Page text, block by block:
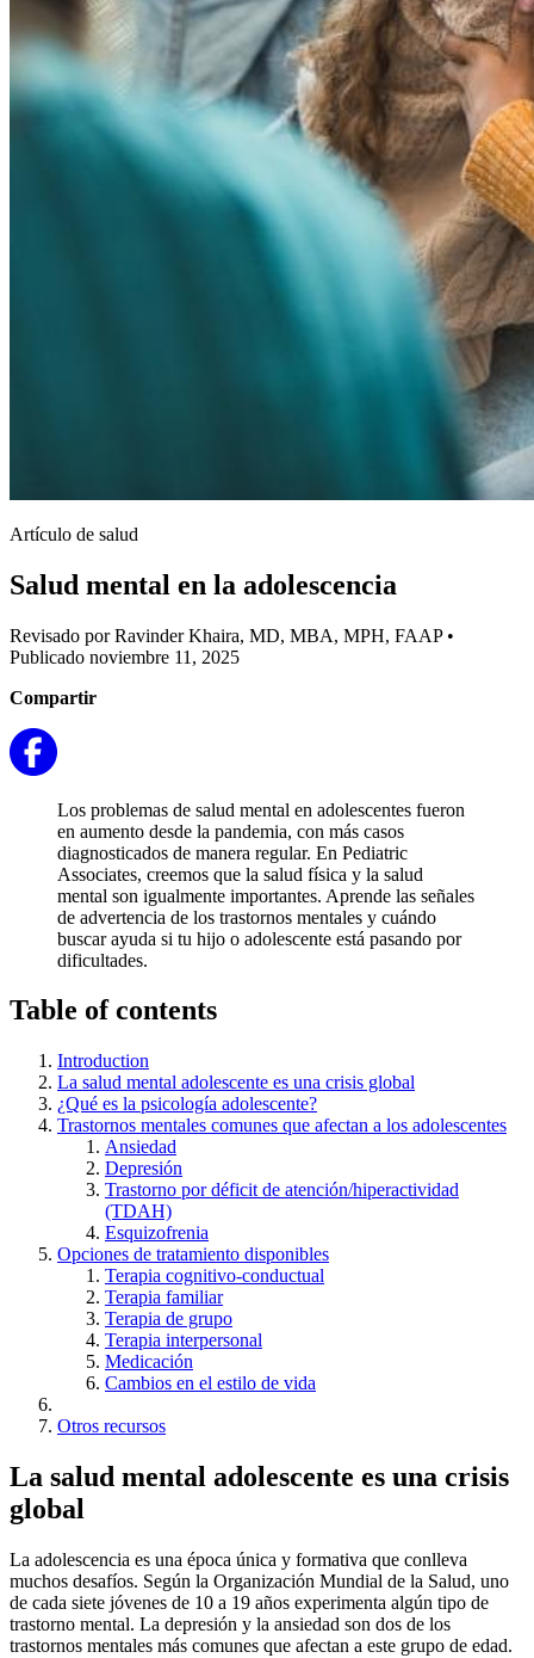
Artículo de salud
Salud mental en la adolescencia
Revisado por Ravinder Khaira, MD, MBA, MPH, FAAP •
Publicado noviembre 11, 2025
Compartir
Los problemas de salud mental en adolescentes fueron
en aumento desde la pandemia, con más casos
diagnosticados de manera regular. En Pediatric
Associates, creemos que la salud física y la salud
mental son igualmente importantes. Aprende las señales
de advertencia de los trastornos mentales y cuándo
buscar ayuda si tu hijo o adolescente está pasando por
dificultades.
Table of contents
Introduction
La salud mental adolescente es una crisis global
¿Qué es la psicología adolescente?
Trastornos mentales comunes que afectan a los adolescentes
Ansiedad
Depresión
Trastorno por déficit de atención/hiperactividad
(TDAH)
Esquizofrenia
Opciones de tratamiento disponibles
Terapia cognitivo-conductual
Terapia familiar
Terapia de grupo
Terapia interpersonal
Medicación
Cambios en el estilo de vida
Otros recursos
La salud mental adolescente es una crisis
global
La adolescencia es una época única y formativa que conlleva
muchos desafíos. Según la Organización Mundial de la Salud, uno
de cada siete jóvenes de 10 a 19 años experimenta algún tipo de
trastorno mental. La depresión y la ansiedad son dos de los
trastornos mentales más comunes que afectan a este grupo de edad.